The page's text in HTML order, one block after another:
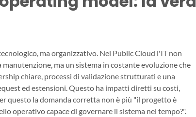
ma organizzativo. Nel Public Cloud l'IT non
ma un sistema in costante evoluzione che
chiare, processi di validazione strutturati e una
ed estensioni. Questo ha impatti diretti su costi,
questo la domanda corretta non è più "il progetto è
operativo capace di governare il sistema nel tempo?".